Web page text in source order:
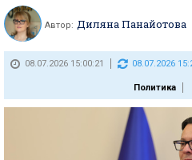
Автор: Диляна Панайотова
08.07.2026 15:00:21 08.07.2026
Политика